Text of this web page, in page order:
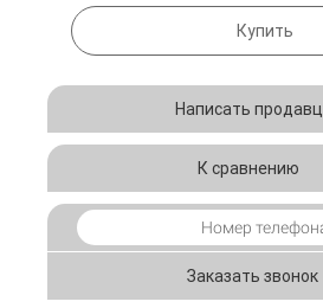
Купить
Написать
К сравнению
Заказать звонок